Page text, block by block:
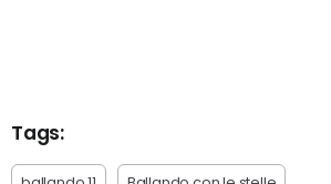
Tags: